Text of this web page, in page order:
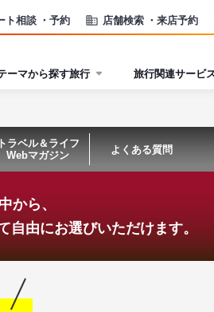
ト相談 ・予約 店舗検索 ・来店予約
ーマから探す旅行 旅行関連サービ
トラベル＆ライフ
Webマガジン
よくある質問
から、
自由にお選びいただけます。